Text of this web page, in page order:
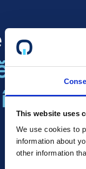
This website uses
We use cookies to
information about
other information
se,
vaši